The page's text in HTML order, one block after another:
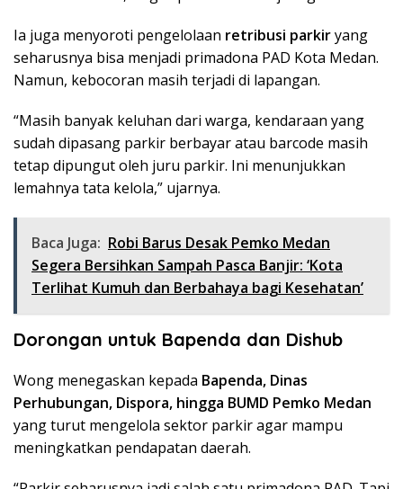
Ia juga menyoroti pengelolaan retribusi parkiryang
seharusnya bisa menjadi primadona PAD Kota Medan.
Namun, kebocoran masih terjadi di lapangan.
“Masih banyak keluhan dari warga, kendaraan yang
sudah dipasang parkir berbayar atau barcode masih
tetap dipungut oleh juru parkir. Ini menunjukkan
lemahnya tata kelola,” ujarnya.
Baca Juga: Robi Barus Desak Pemko Medan
Segera Bersihkan Sampah Pasca Banjir: ‘Kota
Terlihat Kumuh dan Berbahaya bagi Kesehatan’
Dorongan untuk Bapenda dan Dishub
Wong menegaskan kepada Bapenda, Dinas
Perhubungan, Dispora, hingga BUMD Pemko Medan
yang turut mengelola sektor parkir agar mampu
meningkatkan pendapatan daerah.